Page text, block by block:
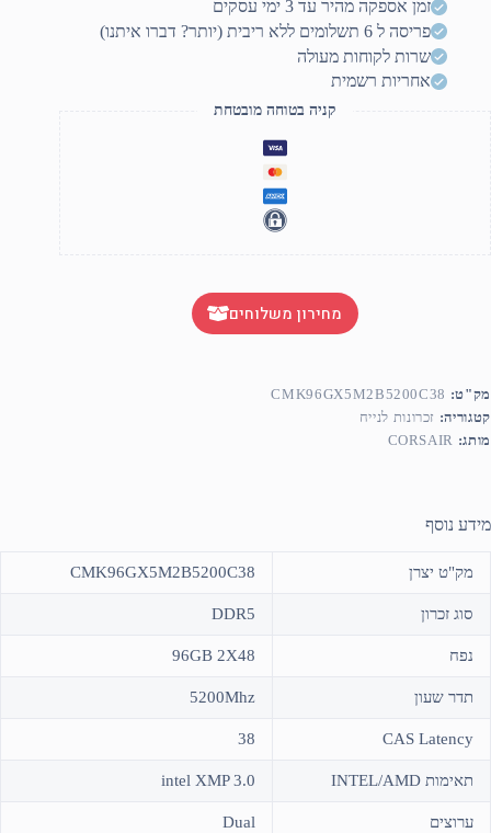
2x48GB
5200Mhz
זמן אספקה מהיר עד 3 ימי עסקים
פריסה ל 6 תשלומים ללא ריבית (יותר? דברו איתנו)
שרות לקוחות מעולה
אחריות רשמית
קניה בטוחה מובטחת
מחירון משלוחים
מק"ט: CMK96GX5M2B5200C38
קטגוריה: זכרונות לנייח
מותג: CORSAIR
מידע נוסף
מק"ט יצרן CMK96GX5M2B5200C38
סוג זכרון DDR5
נפח 96GB 2X48
תדר שעון 5200Mhz
CAS Latency
38
תאימות INTEL/AMD intel XMP 3.0
ערוצים Dual